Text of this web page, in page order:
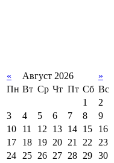
« Август 2026
»
Пн Вт Ср Чт Пт Сб Вс
1
2
3
4 5 6 7 8
9
10
11 12 13 14 15
16
17
18 19 20 21 22 23
24 25 26 27 28 29 30